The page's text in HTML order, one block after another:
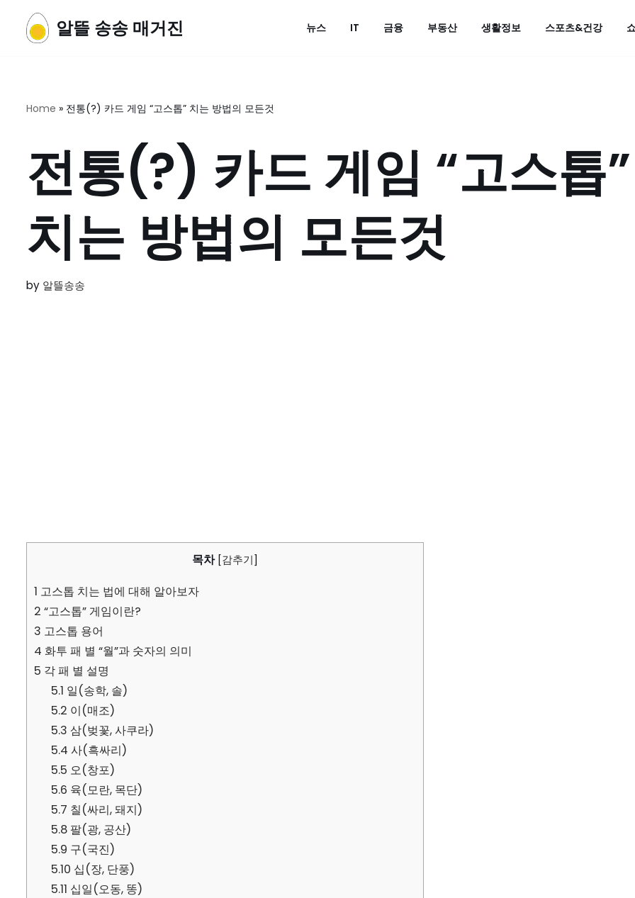
알뜰 송송 매거진 뉴스 IT 금융 부동산 생활정보 스포츠&건강
Home » 전통(?) 카드 게임 “고스톱” 치는 방법의 모든것
전통(?) 카드 게임 “고스톱”
치는 방법의 모든것
by 알뜰송송
목차 [감추기 ]
1 고스톱 치는 법에 대해 알아보자
2 “고스톱” 게임이란?
3 고스톱 용어
4 화투 패 별 “월”과 숫자의 의미
5 각 패 별 설명
5.1 일(송학, 솔)
5.2 이(매조)
5.3 삼(벚꽃, 사쿠라)
5.4 사(흑싸리)
5.5 오(창포)
5.6 육(모란, 목단)
5.7 칠(싸리, 돼지)
5.8 팔(광, 공산)
5.9 구(국진)
5.10 십(장, 단풍)
5.11 십일(오동, 똥)